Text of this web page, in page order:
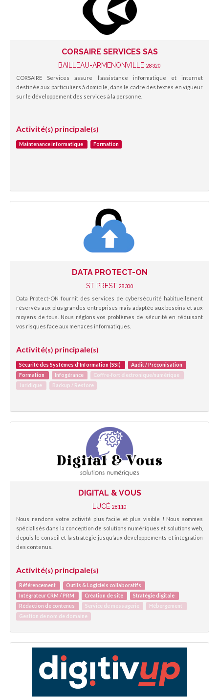
CORSAIRE SERVICES SAS
BAILLEAU-ARMENONVILLE 28320
CORSAIRE Services assure l’assistance informatique et internet
destinée aux particuliers à domicile, dans le cadre des textes en vigueur
sur le développement des services à la personne.
Activité(s) principale(s)
Maintenance informatique Formation
DATA PROTECT-ON
ST PREST 28300
Data Protect-ON fournit des services de cybersécurité habituellement
réservés aux plus grandes entreprises mais adaptée aux besoins et aux
moyens de tous. Nous réglons vos problèmes de sécurité en réduisant
vos risques face aux menaces informatiques.
Activité(s) principale(s)
Sécurité des Systèmes d'Information (SSI)
Audit / Préconisation
Formation
Infogérance
Coffre-fort électronique/numérique
Juridique
Backup / Restore
DIGITAL & VOUS
LUCÉ 28110
Nous rendons votre activité plus facile et plus visible ! Nous sommes
spécialisés dans la conception de solutions numériques et solutions web,
depuis le conseil et la stratégie jusqu’aux développements et intégration
des contenus.
Activité(s) principale(s)
Référencement
Outils & Logiciels collaboratifs
Intégrateur CRM / PRM
Création de site
Stratégie digitale
Rédaction de contenus
Service de messagerie
Hébergement
Gestion de nom de domaine